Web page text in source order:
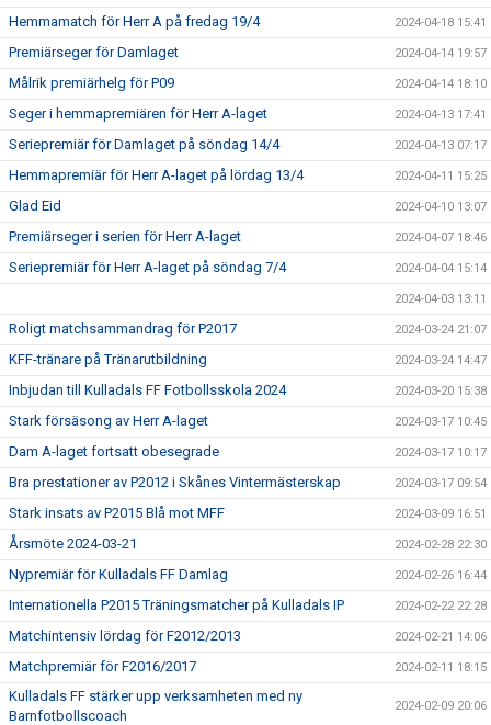
Hemmamatch för Herr A på fredag 19/4 2024-04-18 15:41
Premiärseger för Damlaget 2024-04-14 19:57
Målrik premiärhelg för P09 2024-04-14 18:10
Seger i hemmapremiären för Herr A-laget 2024-04-13 17:41
Seriepremiär för Damlaget på söndag 14/4 2024-04-13 07:17
Hemmapremiär för Herr A-laget på lördag 13/4 2024-04-11 15:25
Glad Eid 2024-04-10 13:07
Premiärseger i serien för Herr A-laget 2024-04-07 18:46
Seriepremiär för Herr A-laget på söndag 7/4 2024-04-04 15:14
2024-04-03 13:11
Roligt matchsammandrag för P2017 2024-03-24 21:07
KFF-tränare på Tränarutbildning 2024-03-24 14:47
Inbjudan till Kulladals FF Fotbollsskola 2024 2024-03-20 15:38
Stark försäsong av Herr A-laget 2024-03-17 10:45
Dam A-laget fortsatt obesegrade 2024-03-17 10:17
Bra prestationer av P2012 i Skånes Vintermästerskap 2024-03-17 09:54
Stark insats av P2015 Blå mot MFF 2024-03-09 16:51
Årsmöte 2024-03-21 2024-02-28 22:30
Nypremiär för Kulladals FF Damlag 2024-02-26 16:44
Internationella P2015 Träningsmatcher på Kulladals IP 2024-02-22 22:28
Matchintensiv lördag för F2012/2013 2024-02-21 14:06
Matchpremiär för F2016/2017 2024-02-11 18:15
Kulladals FF stärker upp verksamheten med ny
Barnfotbollscoach
2024-02-09 20:06